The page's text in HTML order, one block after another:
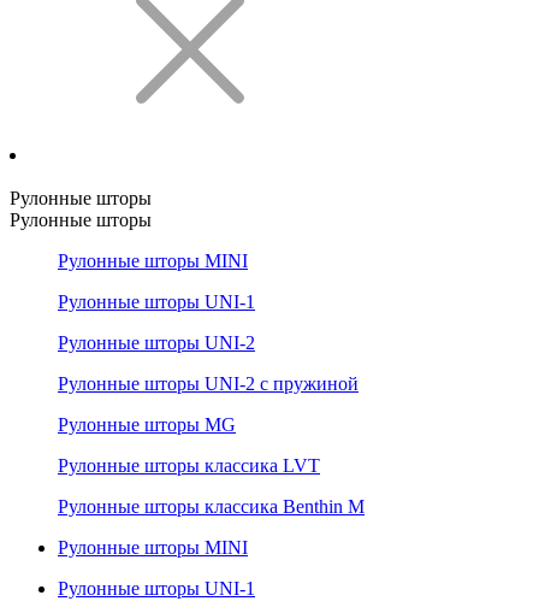
Рулонные шторы
Рулонные шторы
Рулонные шторы MINI
Рулонные шторы UNI-1
Рулонные шторы UNI-2
Рулонные шторы UNI-2 с пружиной
Рулонные шторы MG
Рулонные шторы классика LVT
Рулонные шторы классика Benthin M
Рулонные шторы MINI
Рулонные шторы UNI-1